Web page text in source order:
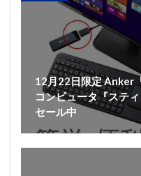
12月22日限定 Anker
コンピュータ『ステ
セール中